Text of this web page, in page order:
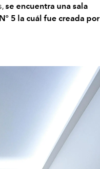
se encuentra una sala
5 la cuál fue creada por